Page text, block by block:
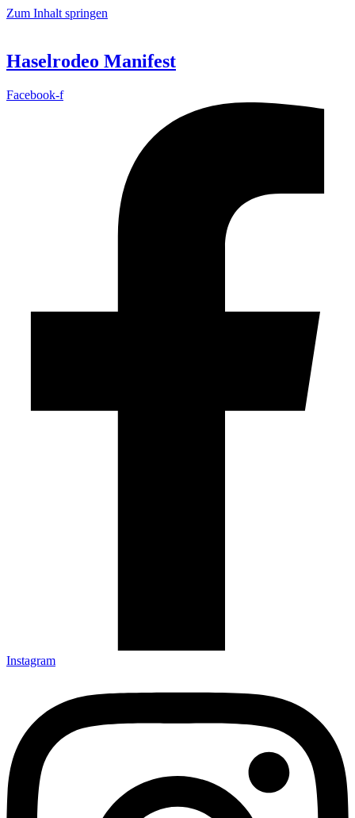
Zum Inhalt springen
Haselrodeo Manifest
Facebook-f
Instagram